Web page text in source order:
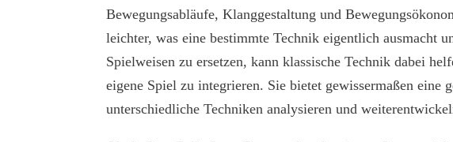
Bewegungsabläufe, Klanggestaltung und
leichter, was eine bestimmte Technik eigentlich ausmacht
Spielweisen zu ersetzen, kann klassische Technik dabei
eigene Spiel zu integrieren. Sie bietet gewissermaßen eine
unterschiedliche Techniken analysieren und